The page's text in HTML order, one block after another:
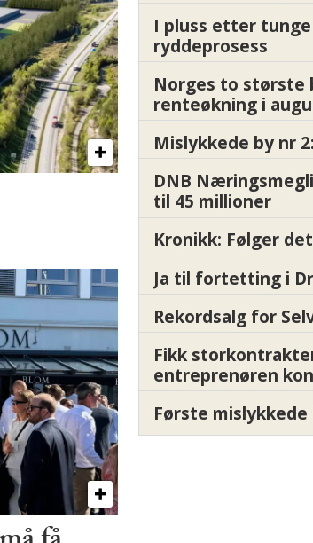
I pluss etter
ryddeprosess
Norges to største
renteøkning i
Mislykkede by nr
DNB
til 45 millioner
Kronikk: Følger
Ja til fortetting i
Rekordsalg for
Fikk
entreprenøren
Første